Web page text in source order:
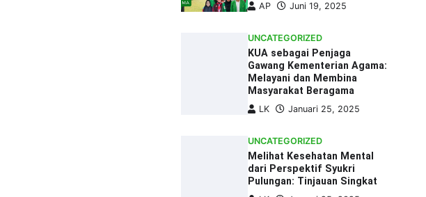
AP Juni 19, 2025
UNCATEGORIZED
KUA sebagai Penjaga
Gawang Kementerian Agama:
Melayani dan Membina
Masyarakat Beragama
LK Januari 25, 2025
UNCATEGORIZED
Melihat Kesehatan Mental
dari Perspektif Syukri
Pulungan: Tinjauan Singkat